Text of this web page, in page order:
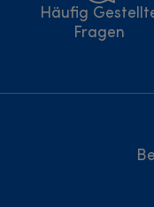
Häufig
Fragen